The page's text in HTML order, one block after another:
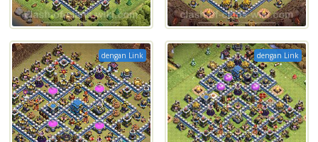
dengan Link dengan Link